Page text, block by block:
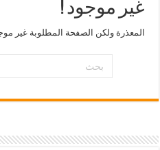
غير موجود !
المعذرة ولكن الصفحة المطلوبة غير